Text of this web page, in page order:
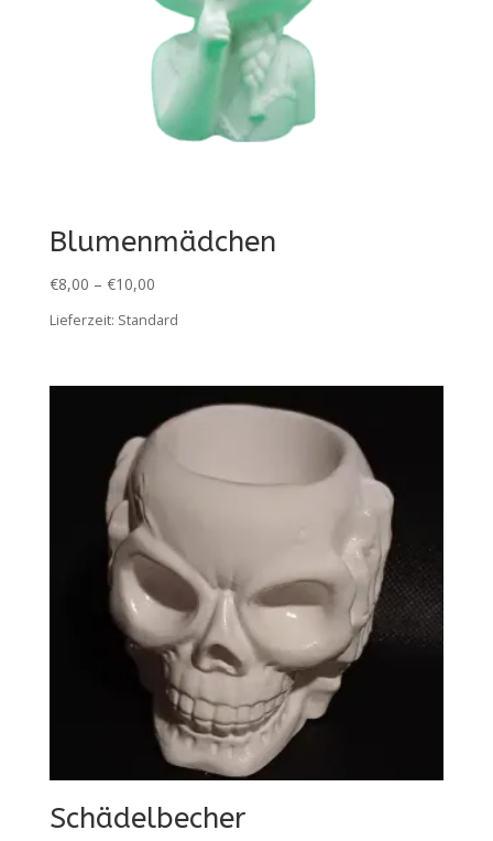
Blumenmädchen
€8,00 – €10,00
Lieferzeit: Standard
Schädelbecher